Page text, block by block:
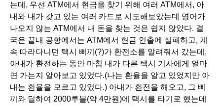
는데, 우선 ATM에서 현금을 찾기 위해 여러 ATM에서, 아
내와 내가 갖고 있는 여러 카드로 시도해보았는데 영어가
나오지 않는 ATM에서 내 돈을 찾는 것은 쉽지 않았다. 결
국은 끝내 공항에서는 ATM에서 현금 인출에 실패하고, 계
속 따라다니던 택시 삐끼(?)가 환전소를 알려줘서 갔는데,
아내가 환전하는 동안 마침 내가 다른 택시 기사에게 얼마
면 가는지 알아보고 있었다.(나는 환율을 알고 있었지만 아
내는 환율을 모르고 있었다.) 아내가 환전을 해오고, 그 삐
끼와 딜하여 2000루블(약 4만원)에 택시를 타기로 했는데